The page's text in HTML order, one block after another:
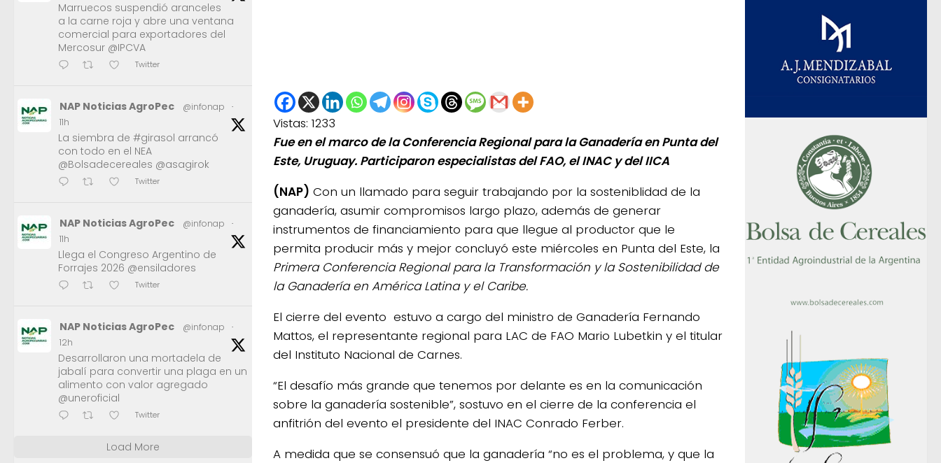
Vistas: 1233
Fue en el marco de la Conferencia Regional para la Ganadería en Punta del
Este, Uruguay. Participaron especialistas del FAO, el INAC y del IICA
(NAP) Con un llamado para seguir trabajando por la sosteniblidad de la
ganadería, asumir compromisos largo plazo, además de generar
instrumentos de financiamiento para que llegue al productor que le
permita producir más y mejor concluyó este miércoles en Punta del Este, la
Primera Conferencia Regional para la Transformación y la Sostenibilidad de
la Ganadería en América Latina y el Caribe.
El cierre del evento estuvo a cargo del ministro de Ganadería Fernando
Mattos, el representante regional para LAC de FAO Mario Lubetkin y el titular
del Instituto Nacional de Carnes.
“El desafío más grande que tenemos por delante es en la comunicación
sobre la ganadería sostenible”, sostuvo en el cierre de la conferencia el
anfitrión del evento el presidente del INAC Conrado Ferber.
A medida que se consensuó que la ganadería “no es el problema, y que la
Marruecos suspendió aranceles
a la carne roja y abre una ventana
comercial para exportadores del
Mercosur @IPCVA
Twitter
NAP Noticias AgroPec @infonap
·
11h
La siembra de #girasol arrancó
con todo en el NEA
@Bolsadecereales @asagirok
Twitter
NAP Noticias AgroPec @infonap
·
11h
Llega el Congreso Argentino de
Forrajes 2026 @ensiladores
Twitter
NAP Noticias AgroPec @infonap
·
12h
Desarrollaron una mortadela de
jabalí para convertir una plaga en un
alimento con valor agregado
@uneroficial
Twitter
Load More